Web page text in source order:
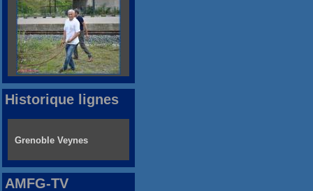
Historique lignes
Grenoble Veynes
AMFG-TV